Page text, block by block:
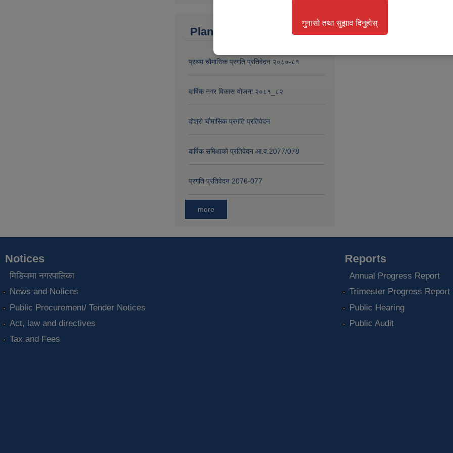
Plan and Project
प्रथम चौमासिक प्रगति प्रतिवेदन २०८०-८१
वार्षिक नगर विकास योजना २०८१_८२
दोश्रो चौमासिक प्रगति प्रतिवेदन
बार्षिक समिक्षाको प्रतिवेदन आ.व.2077/078
प्रगति प्रतिवेदन 2076-077
more
Notices
मिडियामा नगरपालिका
News and Notices
Public Procurement/ Tender Notices
Act, law and directives
Tax and Fees
Reports
Annual Progress Report
Trimester Progress Report
Public Hearing
Public Audit
गुनासो तथा सुझाव दिनुहोस्